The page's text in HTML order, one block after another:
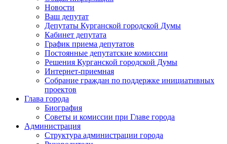
Новости
Ваш депутат
Депутаты Курганской городской Думы
Кабинет депутата
График приема депутатов
Постоянные депутатские комиссии
Решения Курганской городской Думы
Интернет-приемная
Собрание граждан по поддержке инициативных
проектов
Глава города
Биография
Советы и комиссии при Главе города
Администрация
Структура администрации города